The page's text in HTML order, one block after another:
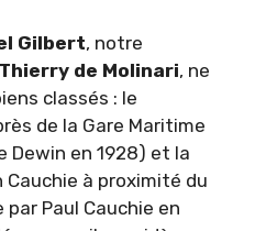
Gilbert, notre
Thierry de Molinari, ne
classés : le
de la Gare Maritime
en 1928) et la
à proximité du
Paul Cauchie en